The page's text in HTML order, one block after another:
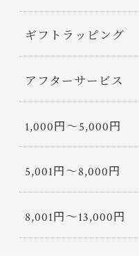
ギフトラッピング
アフターサービス
1,000円〜5,000円
5,001円〜8,000円
8,001円〜13,000円